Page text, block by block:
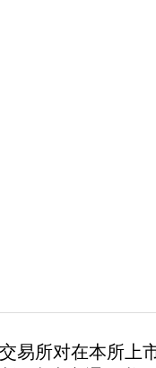
易所对在本所